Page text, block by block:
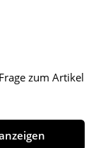
Frage zum Artikel